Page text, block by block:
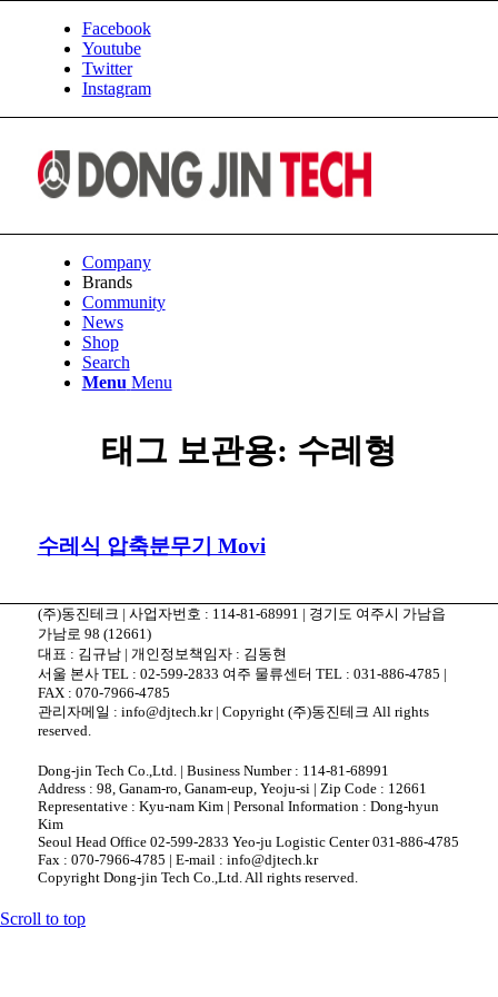
Facebook
Youtube
Twitter
Instagram
Company
Brands
Community
News
Shop
Search
Menu Menu
태그 보관용: 수레형
수레식 압축분무기 Movi
(주)동진테크 | 사업자번호 : 114-81-68991 | 경기도 여주시 가남읍
가남로 98 (12661)
대표 : 김규남 | 개인정보책임자 : 김동현
서울 본사 TEL : 02-599-2833 여주 물류센터 TEL : 031-886-4785 |
FAX : 070-7966-4785
관리자메일 : info@djtech.kr | Copyright (주)동진테크 All rights
reserved.
Dong-jin Tech Co.,Ltd. | Business Number : 114-81-68991
Address : 98, Ganam-ro, Ganam-eup, Yeoju-si | Zip Code : 12661
Representative : Kyu-nam Kim | Personal Information : Dong-hyun
Kim
Seoul Head Office 02-599-2833 Yeo-ju Logistic Center 031-886-4785
Fax : 070-7966-4785 | E-mail : info@djtech.kr
Copyright Dong-jin Tech Co.,Ltd. All rights reserved.
Scroll to top